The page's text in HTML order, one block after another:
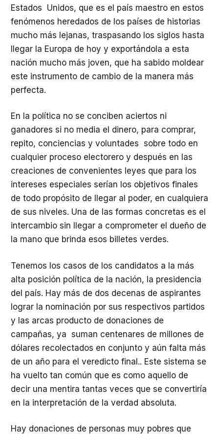
Estados Unidos, que es el país maestro en estos
fenómenos heredados de los países de historias
mucho más lejanas, traspasando los siglos hasta
llegar la Europa de hoy y exportándola a esta
nación mucho más joven, que ha sabido moldear
este instrumento de cambio de la manera más
perfecta.
En la política no se conciben aciertos ni
ganadores si no media el dinero, para comprar,
repito, conciencias y voluntades sobre todo en
cualquier proceso electorero y después en las
creaciones de convenientes leyes que para los
intereses especiales serían los objetivos finales
de todo propósito de llegar al poder, en cualquiera
de sus niveles. Una de las formas concretas es el
intercambio sin llegar a comprometer el dueño de
la mano que brinda esos billetes verdes.
Tenemos los casos de los candidatos a la más
alta posición política de la nación, la presidencia
del país. Hay más de dos decenas de aspirantes
lograr la nominación por sus respectivos partidos
y las arcas producto de donaciones de
campañas, ya suman centenares de millones de
dólares recolectados en conjunto y aún falta más
de un año para el veredicto final.. Este sistema se
ha vuelto tan común que es como aquello de
decir una mentira tantas veces que se convertiría
en la interpretación de la verdad absoluta.
Hay donaciones de personas muy pobres que